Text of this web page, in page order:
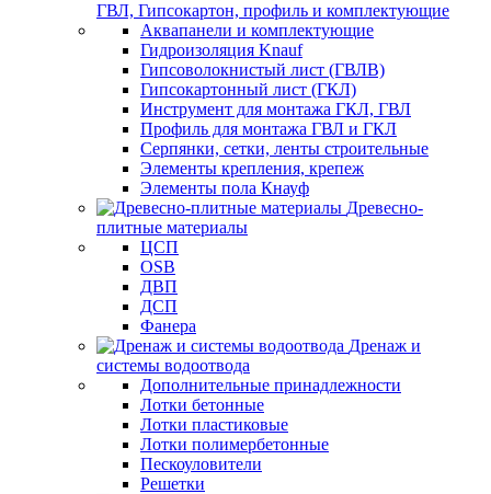
ГВЛ, Гипсокартон, профиль и комплектующие
Аквапанели и комплектующие
Гидроизоляция Knauf
Гипсоволокнистый лист (ГВЛВ)
Гипсокартонный лист (ГКЛ)
Инструмент для монтажа ГКЛ, ГВЛ
Профиль для монтажа ГВЛ и ГКЛ
Серпянки, сетки, ленты строительные
Элементы крепления, крепеж
Элементы пола Кнауф
Древесно-
плитные материалы
ЦСП
OSB
ДВП
ДСП
Фанера
Дренаж и
системы водоотвода
Дополнительные принадлежности
Лотки бетонные
Лотки пластиковые
Лотки полимербетонные
Пескоуловители
Решетки